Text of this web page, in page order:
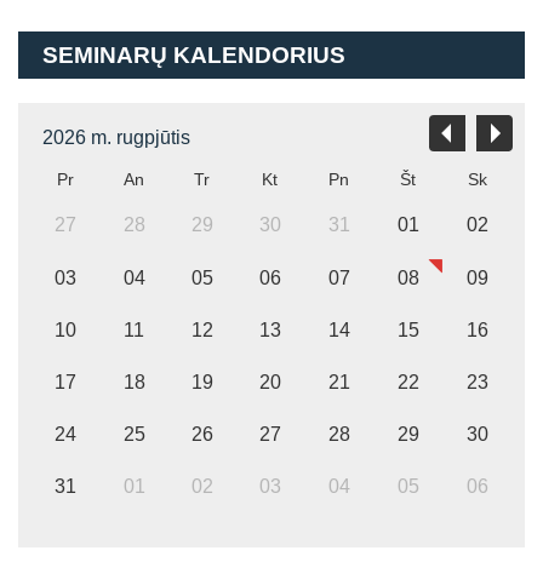
SEMINARŲ KALENDORIUS
2026 m. rugpjūtis
Pr An Tr Kt Pn Št Sk
27 28 29 30 31 01 02
03 04 05 06 07 08 09
10 11 12 13 14 15 16
17 18 19 20 21 22 23
24 25 26 27 28 29 30
31 01 02 03 04 05 06